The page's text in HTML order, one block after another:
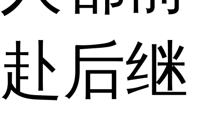
赴后继